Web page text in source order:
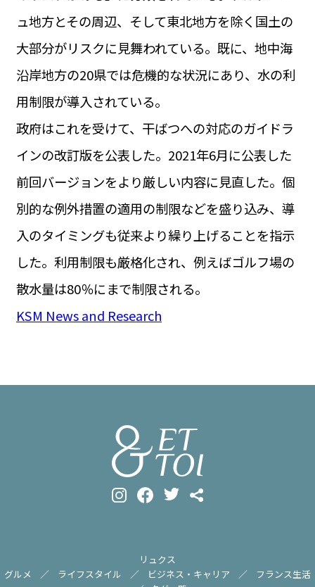
ュ地方とその周辺、そして東北地方を除く国土の
大部分がリスクに見舞われている。既に、地中海
沿岸地方の20県では危機的な状況にあり、水の利
用制限が導入されている。
政府はこれを受けて、干ばつへの対応のガイドラ
インの改訂版を公表した。2021年6月に公表した
前回バージョンをより厳しい内容に見直した。個
別的な例外措置の適用の制限などを盛り込み、導
入のタイミングも従来より繰り上げることを指示
した。利用制限も厳格化され、例えばゴルフ場の
散水量は80％にまで制限される。
KSM News and Research
リュクス
グルメ
ライフスタイル ビジネス・キャリア
フランス生活